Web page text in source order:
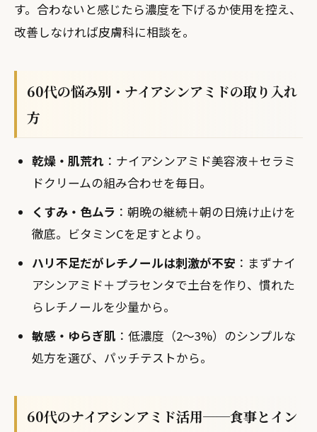
す。合わないと感じたら濃度を下げるか使用を控え、
改善しなければ皮膚科に相談を。
60代の悩み別・ナイアシンアミドの取り入れ
方
乾燥・肌荒れ ：ナイアシンアミド美容液＋セラミ
ドクリームの組み合わせを毎日。
くすみ・色ムラ ：朝晩の継続＋朝の日焼け止けを
徹底。ビタミンCを足すとより。
ハリ不足だがレチノールは刺激が不安 ：まずナイ
アシンアミド＋プラセンタで土台を作り、慣れた
らレチノールを少量から。
敏感・ゆらぎ肌 ：低濃度（2〜3%）のシンプルな
処方を選び、パッチテストから。
60代のナイアシンアミド活用──食事とイン